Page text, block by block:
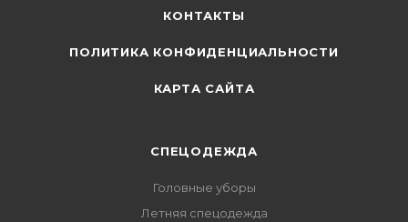
КОНТАКТЫ
ПОЛИТИКА КОНФИДЕНЦИАЛЬНОСТИ
КАРТА САЙТА
СПЕЦОДЕЖДА
Головные уборы
Летняя спецодежда